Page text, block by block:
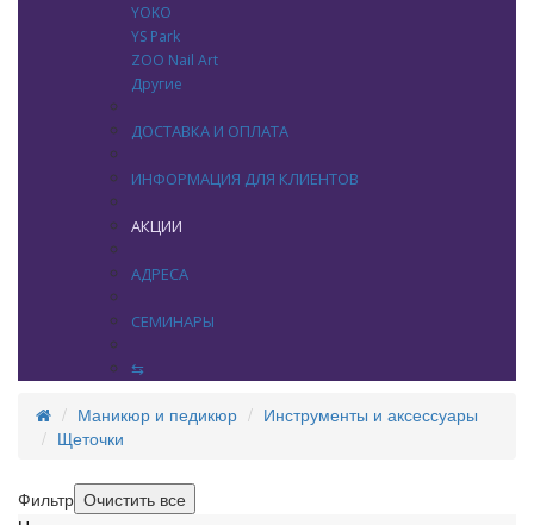
YOKO
YS Park
ZOO Nail Art
Другие
ДОСТАВКА И ОПЛАТА
ИНФОРМАЦИЯ ДЛЯ КЛИЕНТОВ
АКЦИИ
АДРЕСА
СЕМИНАРЫ
⇆
Маникюр и педикюр
Инструменты и аксессуары
Щеточки
Фильтр